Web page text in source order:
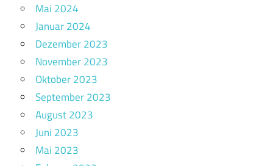
Mai 2024
Januar 2024
Dezember 2023
November 2023
Oktober 2023
September 2023
August 2023
Juni 2023
Mai 2023